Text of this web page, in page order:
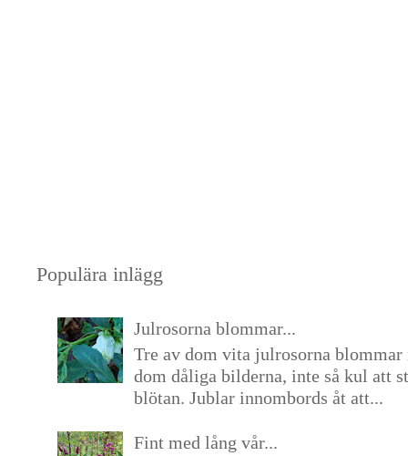
Populära inlägg
Julrosorna blommar...
Tre av dom vita julrosorna blommar
dom dåliga bilderna, inte så kul att
blötan. Jublar innombords åt att...
Fint med lång vår...